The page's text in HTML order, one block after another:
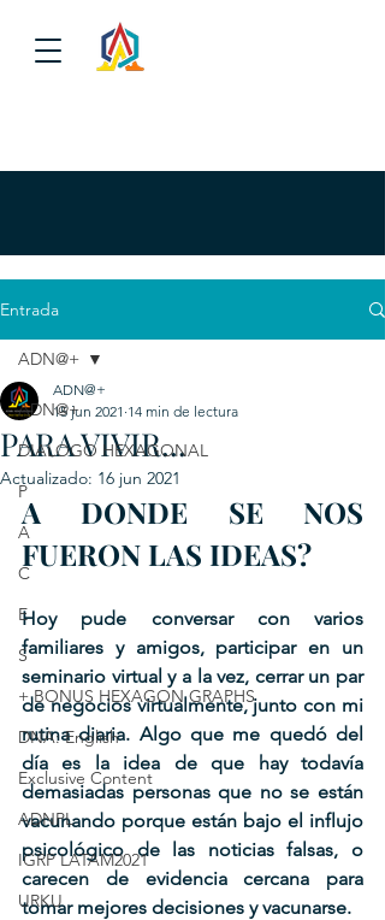
Entrada
ADN@+
DIALOGO HEXAGONAL
P
A
C
E
S
+ BONUS HEXAGON GRAPHS
DNA: English
Exclusive Content
ADNPL
IGRP LATAM2021
URKU
ADN@+
PARA VIVIR...
ADN@+
15 jun 2021 14 min de lectura
Actualizado: 16 jun 2021
A DONDE SE NOS
FUERON LAS IDEAS?
Hoy pude conversar con varios
familiares y amigos, participar en un
seminario virtual y a la vez, cerrar un par
de negocios virtualmente, junto con mi
rutina diaria. Algo que me quedó del
día es la idea de que hay todavía
demasiadas personas que no se están
vacunando porque están bajo el influjo
psicológico de las noticias falsas, o
carecen de evidencia cercana para
tomar mejores decisiones y vacunarse.